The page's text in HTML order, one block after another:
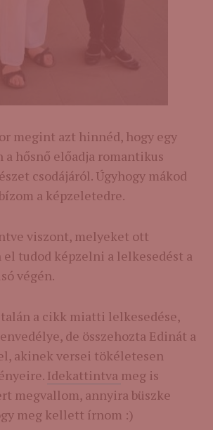
megint azt hinnéd, hogy egy
a hősnő előadja romantikus
csodájáról. Úgyhogy mákod
a képzeletedre.
viszont, melyeket ott
tudod képzelni a lelkesedést a
végén.
talán a cikk miatti lelkesedése,
de összehozta Edinát a
akinek versei tökéletesen
Idekattintva meg is
megvallom, annyira büszke
meg kellett írnom :)